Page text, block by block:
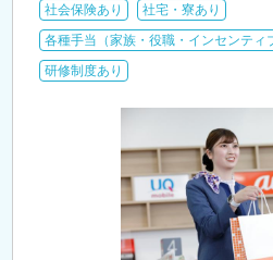
社会保険あり
社宅・寮あり
各種手当（家族・役職・インセンティ
研修制度あり